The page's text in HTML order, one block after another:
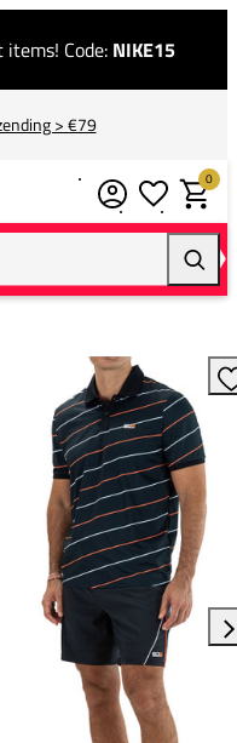
Code: NIKE15
> €79
0